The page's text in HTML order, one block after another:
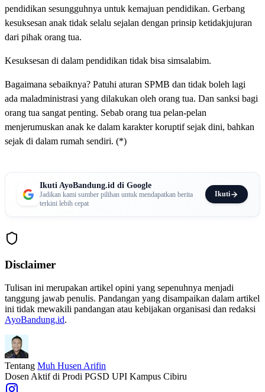
pendidikan sesungguhnya untuk kemajuan pendidikan. Gerbang
kesuksesan anak tidak selalu sejalan dengan prinsip ketidakjujuran
dari pihak orang tua.
Kesuksesan di dalam pendidikan tidak bisa simsalabim.
Bagaimana sebaiknya? Patuhi aturan SPMB dan tidak boleh lagi
ada maladministrasi yang dilakukan oleh orang tua. Dan sanksi bagi
orang tua sangat penting. Sebab orang tua pelan-pelan
menjerumuskan anak ke dalam karakter koruptif sejak dini, bahkan
sejak di dalam rumah sendiri. (*)
Ikuti AyoBandung.id di Google
Jadikan kami sumber pilihan untuk mendapatkan berita
terkini lebih cepat
Ikuti
Disclaimer
Tulisan ini merupakan artikel opini yang sepenuhnya menjadi
tanggung jawab penulis. Pandangan yang disampaikan dalam artikel
ini tidak mewakili pandangan atau kebijakan organisasi dan redaksi
AyoBandung.id.
Tentang Muh Husen Arifin
Dosen Aktif di Prodi PGSD UPI Kampus Cibiru